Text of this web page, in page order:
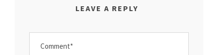
LEAVE A REPLY